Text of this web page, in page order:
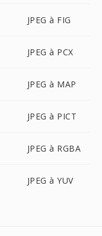
JPEG à FIG
JPEG à PCX
JPEG à MAP
JPEG à PICT
JPEG à RGBA
JPEG à YUV